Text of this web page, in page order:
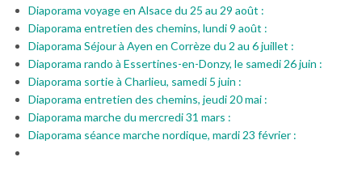
Diaporama voyage en Alsace du 25 au 29 août :
Diaporama entretien des chemins, lundi 9 août :
Diaporama Séjour à Ayen en Corrèze du 2 au 6 juillet :
Diaporama rando à Essertines-en-Donzy, le samedi 26 juin :
Diaporama sortie à Charlieu, samedi 5 juin :
Diaporama entretien des chemins, jeudi 20 mai :
Diaporama marche du mercredi 31 mars :
Diaporama séance marche nordique, mardi 23 février :